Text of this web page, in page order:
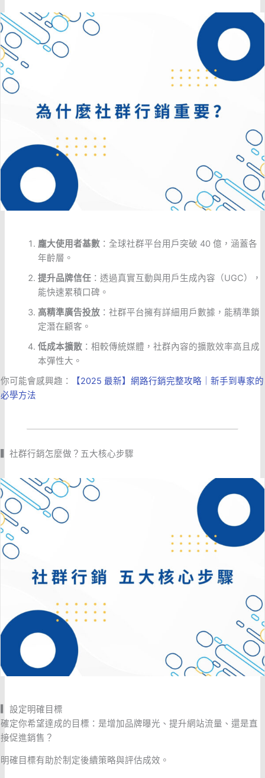
龐大使用者基數 ：全球社群平台用戶突破 40 億，涵蓋各
年齡層。
提升品牌信任 ：透過真實互動與用戶生成內容（UGC），
能快速累積口碑。
高精準廣告投放 ：社群平台擁有詳細用戶數據，能精準鎖
定潛在顧客。
低成本擴散 ：相較傳統媒體，社群內容的擴散效率高且成
本彈性大。
你可能會感興趣：
【2025 最新】網路行銷完整攻略｜新手到專家的
必學方法
▍社群行銷怎麼做？五大核心步驟
設定明確目標
確定你希望達成的目標：是增加品牌曝光、提升網站流量、還是直
接促進銷售？
明確目標有助於制定後續策略與評估成效。